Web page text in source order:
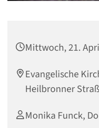
Mittwoch, 21.
Evangelische
Heilbronner
Monika Funck,